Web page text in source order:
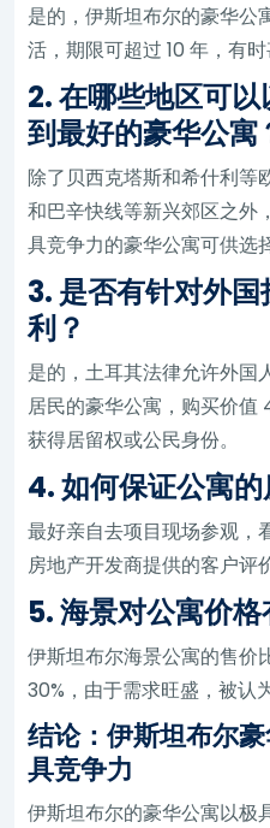
是的，伊斯坦布尔的豪华公
活，期限可超过 10 年，有时
2. 在哪些地区可
到最好的豪华公寓
除了贝西克塔斯和希什利等
和巴辛快线等新兴郊区之外
具竞争力的豪华公寓可供选择
3. 是否有针对外
利？
是的，土耳其法律允许外国
居民的豪华公寓，购买价
获得居留权或公民身份。
4. 如何保证公寓的
最好亲自去项目现场参观，
房地产开发商提供的客户评
5. 海景对公寓价格
伊斯坦布尔海景公寓的售价
30%，由于需求旺盛，被认
结论：伊斯坦布尔
具竞争力
伊斯坦布尔的豪华公寓以极